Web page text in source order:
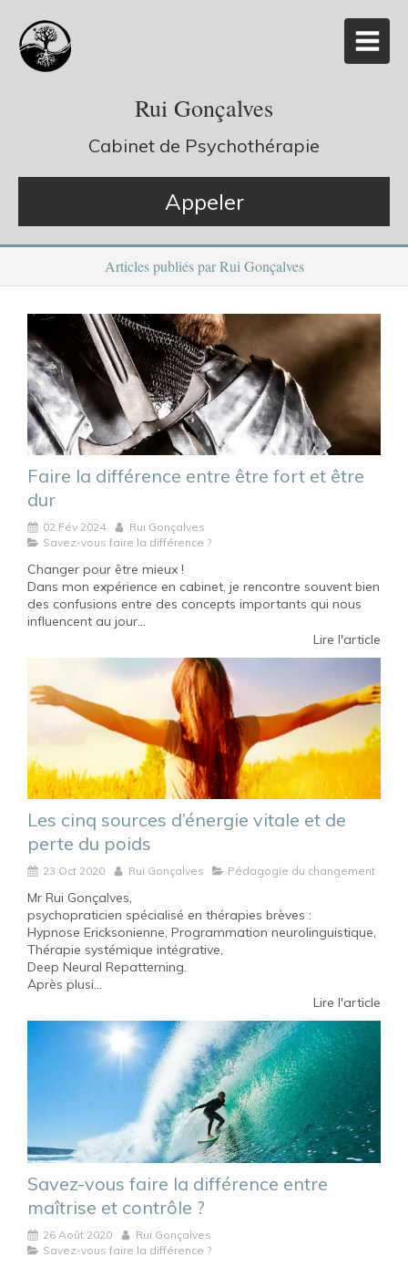
Rui Gonçalves
Cabinet de Psychothérapie
Appeler
Articles publiés par Rui Gonçalves
Faire la différence entre être fort et être
dur
02 Fév 2024
Rui Gonçalves
Savez-vous faire la différence ?
Changer pour être mieux !
Dans mon expérience en cabinet, je rencontre souvent bien
des confusions entre des concepts importants qui nous
influencent au jour...
Lire l'article
Les cinq sources d’énergie vitale et de
perte du poids
23 Oct 2020 Rui Gonçalves Pédagogie du changement
Mr Rui Gonçalves,
psychopraticien spécialisé en thérapies brèves :
Hypnose Ericksonienne, Programmation neurolinguistique,
Thérapie systémique intégrative,
Deep Neural Repatterning.
Après plusi...
Lire l'article
Savez-vous faire la différence entre
maîtrise et contrôle ?
26 Août 2020
Rui Gonçalves
Savez-vous faire la différence ?